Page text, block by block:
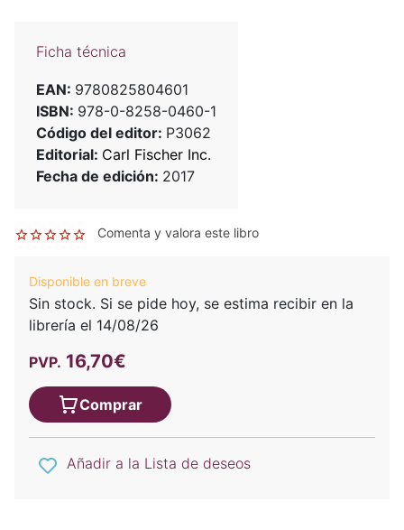
Ficha técnica
EAN: 9780825804601
ISBN: 978-0-8258-0460-1
Código del editor: P3062
Editorial: Carl Fischer Inc.
Fecha de edición: 2017
Comenta y valora este libro
Disponible en breve
Sin stock. Si se pide hoy, se estima recibir en la
librería el 14/08/26
PVP. 16,70€
Comprar
Añadir a la Lista de deseos